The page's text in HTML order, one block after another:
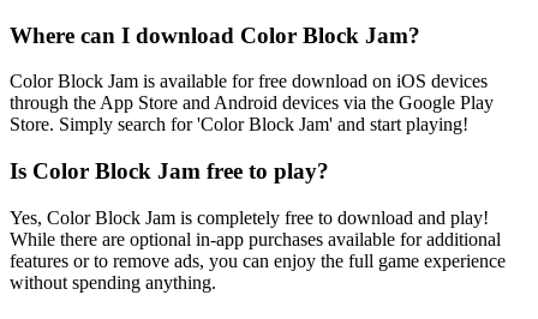
Where can I download Color Block Jam?
Color Block Jam is available for free download on iOS devices
through the App Store and Android devices via the Google Play
Store. Simply search for 'Color Block Jam' and start playing!
Is Color Block Jam free to play?
Yes, Color Block Jam is completely free to download and play!
While there are optional in-app purchases available for additional
features or to remove ads, you can enjoy the full game experience
without spending anything.